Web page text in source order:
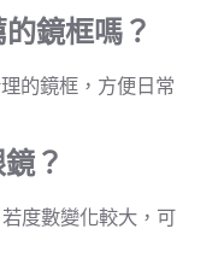
鏡框嗎？
的鏡框，方便日常
？
度數變化較大，可